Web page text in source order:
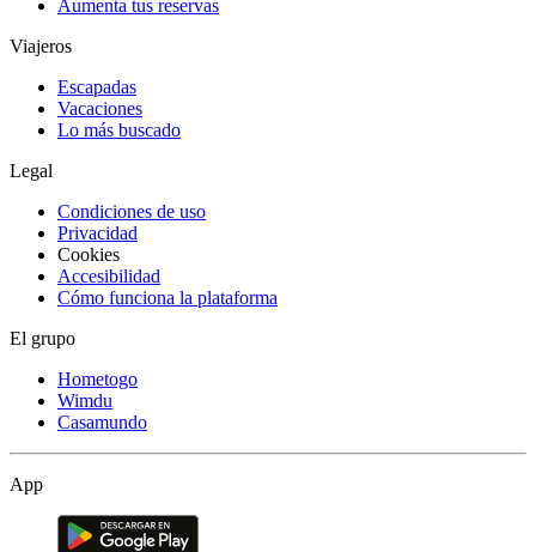
Aumenta tus reservas
Viajeros
Escapadas
Vacaciones
Lo más buscado
Legal
Condiciones de uso
Privacidad
Cookies
Accesibilidad
Cómo funciona la plataforma
El grupo
Hometogo
Wimdu
Casamundo
App